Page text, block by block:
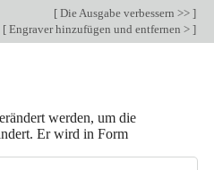
[ Die Ausgabe verbessern >> ]
[ Engraver hinzufügen und entfernen > ]
werden, um die
Er wird in Form